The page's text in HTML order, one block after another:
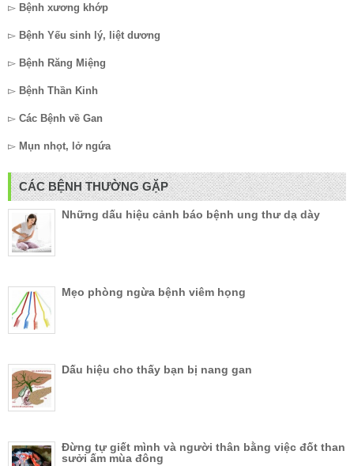
▻ Bệnh xương khớp
▻ Bệnh Yếu sinh lý, liệt dương
▻ Bệnh Răng Miệng
▻ Bệnh Thần Kinh
▻ Các Bệnh về Gan
▻ Mụn nhọt, lở ngứa
CÁC BỆNH THƯỜNG GẶP
Những dấu hiệu cảnh báo bệnh ung thư dạ dày
Mẹo phòng ngừa bệnh viêm họng
Dấu hiệu cho thấy bạn bị nang gan
Đừng tự giết mình và người thân bằng việc đốt than
sưởi ấm mùa đông